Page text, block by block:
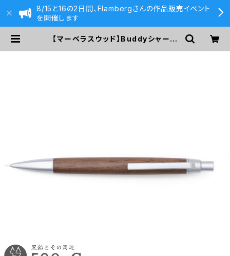
8/15と16の2日間、Flambergさんの作品販売イベント
を開催します
【マーベラスウッド】Buddyシャープ